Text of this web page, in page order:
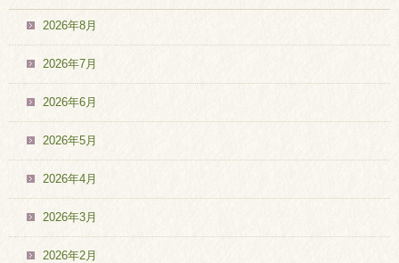
2026年8月
2026年7月
2026年6月
2026年5月
2026年4月
2026年3月
2026年2月